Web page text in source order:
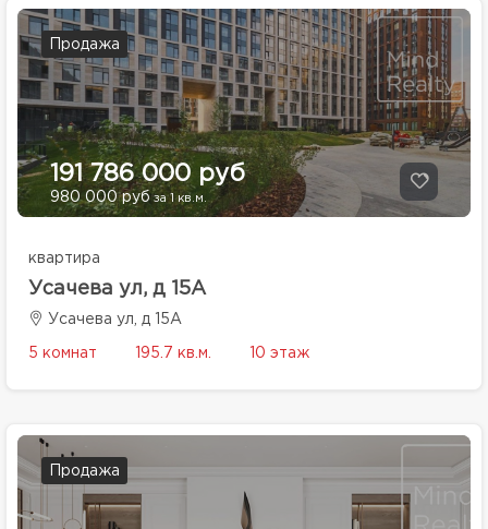
Продажа
191 786 000 руб
980 000 руб за 1 кв.м.
квартира
Усачева ул, д 15А
Усачева ул, д 15А
5 комнат 195.7 кв.м. 10 этаж
Продажа